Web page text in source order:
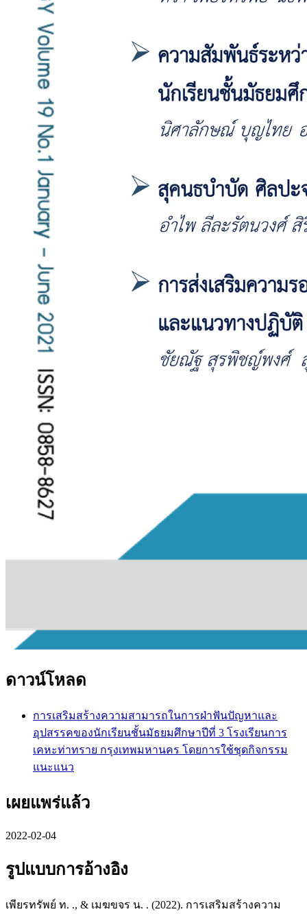
ดาวน์โหลด
การเสริมสร้างความสามารถในการฝ่าฟันปัญหาและ
อุปสรรคของนักเรียนชั้นมัธยมศึกษาปีที่ 3 โรงเรียนการ
เคหะท่าทราย กรุงเทพมหานคร โดยการใช้ชุดกิจกรรม
แนะแนว
เผยแพร่แล้ว
2022-02-04
รูปแบบการอ้างอิง
เพียรทรัพย์ ท. ., & เมฆขจร น. . (2022). การเสริมสร้างความ